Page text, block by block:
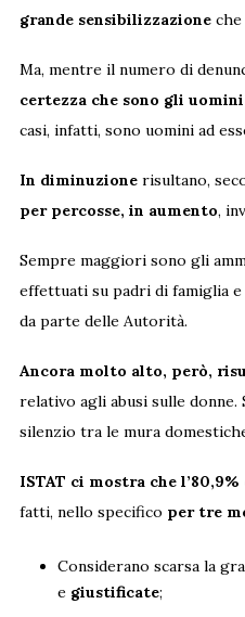
grande sensibilizzazioneche
Ma, mentre il numero di
certezza che sono gli
casi, infatti, sono uomini ad
In diminuzionerisultano,
per percosse, in aumento,
Sempre maggiori sono gli
effettuati su padri di famiglia
da parte delle Autorità.
Ancora molto alto, però,
relativo agli abusi sulle
silenzio tra le mura
ISTAT ci mostra che
fatti, nello specifico per tre
Considerano scarsa la
e giustificate;